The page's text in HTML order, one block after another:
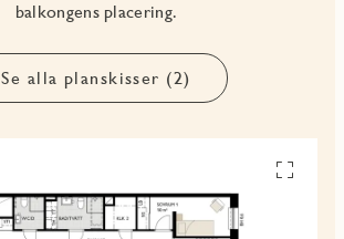
balkongens placering.
Se alla planskisser (2)
Se